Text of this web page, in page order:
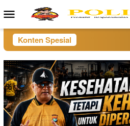
Menu
Mobile
Konten Spesial